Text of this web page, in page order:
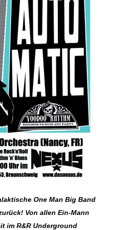
One Man Big Band
Von allen Ein-Mann
im R&R Underground